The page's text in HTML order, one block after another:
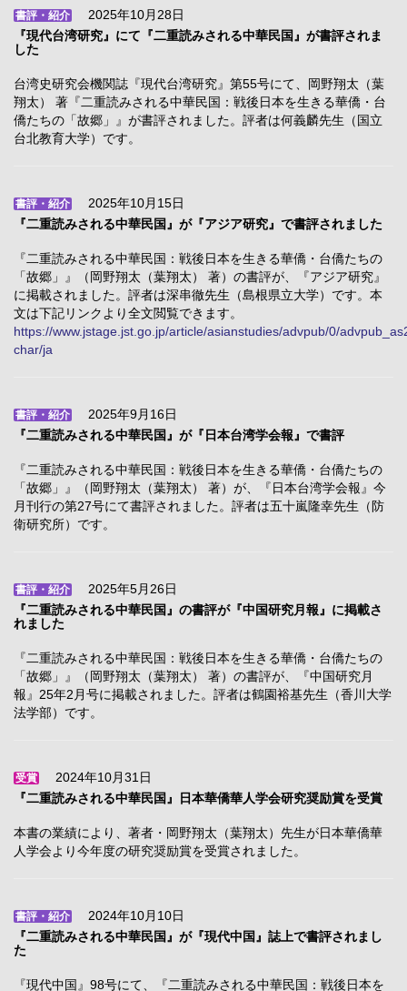
書評・紹介
2025年10月28日
『現代台湾研究』にて『二重読みされる中華民国』が書評されま
した
台湾史研究会機関誌『現代台湾研究』第55号にて、岡野翔太（葉
翔太） 著『二重読みされる中華民国：戦後日本を生きる華僑・台
僑たちの「故郷」』が書評されました。評者は何義麟先生（国立
台北教育大学）です。
書評・紹介
2025年10月15日
『二重読みされる中華民国』が『アジア研究』で書評されました
『二重読みされる中華民国：戦後日本を生きる華僑・台僑たちの
「故郷」』（岡野翔太（葉翔太） 著）の書評が、『アジア研究』
に掲載されました。評者は深串徹先生（島根県立大学）です。本
文は下記リンクより全文閲覧できます。
https://www.jstage.jst.go.jp/article/asianstudies/advpub/0/
char/ja
書評・紹介
2025年9月16日
『二重読みされる中華民国』が『日本台湾学会報』で書評
『二重読みされる中華民国：戦後日本を生きる華僑・台僑たちの
「故郷」』（岡野翔太（葉翔太） 著）が、『日本台湾学会報』今
月刊行の第27号にて書評されました。評者は五十嵐隆幸先生（防
衛研究所）です。
書評・紹介
2025年5月26日
『二重読みされる中華民国』の書評が『中国研究月報』に掲載さ
れました
『二重読みされる中華民国：戦後日本を生きる華僑・台僑たちの
「故郷」』（岡野翔太（葉翔太） 著）の書評が、『中国研究月
報』25年2月号に掲載されました。評者は鶴園裕基先生（香川大学
法学部）です。
受賞
2024年10月31日
『二重読みされる中華民国』日本華僑華人学会研究奨励賞を受賞
本書の業績により、著者・岡野翔太（葉翔太）先生が日本華僑華
人学会より今年度の研究奨励賞を受賞されました。
書評・紹介
2024年10月10日
『二重読みされる中華民国』が『現代中国』誌上で書評されまし
た
『現代中国』98号にて、『二重読みされる中華民国：戦後日本を